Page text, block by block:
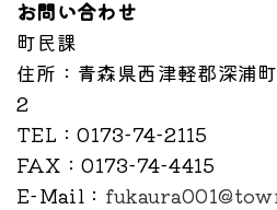
お問い合わせ
町民課
住所 ：青森県西津軽郡深浦
2
TEL ：0173-74-2115
FAX ：0173-74-4415
E-Mail ：